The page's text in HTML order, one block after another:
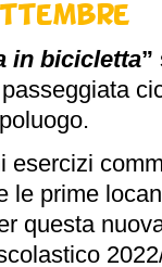
in bicicletta”
esercizi
le prime
questa